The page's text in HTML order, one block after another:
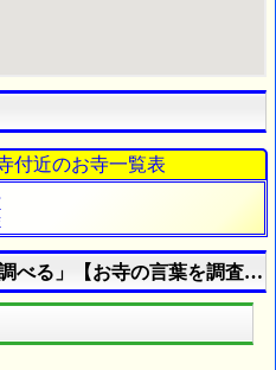
付近のお寺一覧表
べる」【お寺の言葉を調査す